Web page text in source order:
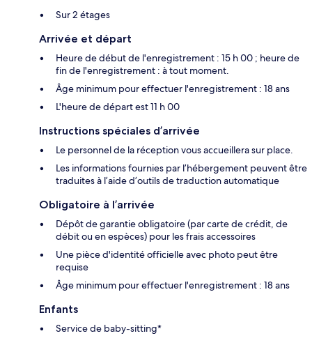
Sur 2 étages
Arrivée et départ
Heure de début de l'enregistrement : 15 h 00 ; heure de
fin de l'enregistrement : à tout moment.
Âge minimum pour effectuer l'enregistrement : 18 ans
L'heure de départ est 11 h 00
Instructions spéciales d’arrivée
Le personnel de la réception vous accueillera sur place.
Les informations fournies par l’hébergement peuvent être
traduites à l’aide d’outils de traduction automatique
Obligatoire à l’arrivée
Dépôt de garantie obligatoire (par carte de crédit, de
débit ou en espèces) pour les frais accessoires
Une pièce d'identité officielle avec photo peut être
requise
Âge minimum pour effectuer l'enregistrement : 18 ans
Enfants
Service de baby-sitting*